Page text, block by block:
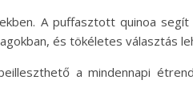
A puffasztott quinoa
és tökéletes választás
a mindennapi